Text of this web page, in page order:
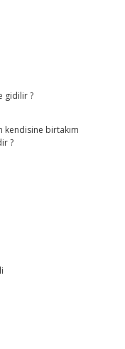
gidilir ?
kendisine birtakım
?